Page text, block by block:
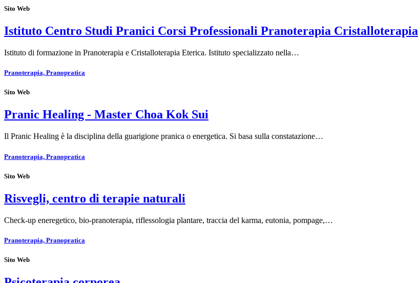
Sito Web
Istituto Centro Studi Pranici Corsi Professionali Pranoterapia Cristalloterapia
Istituto di formazione in Pranoterapia e Cristalloterapia Eterica. Istituto specializzato nella…
Pranoterapia, Pranopratica
Sito Web
Pranic Healing - Master Choa Kok Sui
Il Pranic Healing è la disciplina della guarigione pranica o energetica. Si basa sulla constatazione…
Pranoterapia, Pranopratica
Sito Web
Risvegli, centro di terapie naturali
Check-up eneregetico, bio-pranoterapia, riflessologia plantare, traccia del karma, eutonia, pompage,…
Pranoterapia, Pranopratica
Sito Web